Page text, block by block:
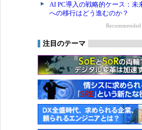
AI PC導入の戦略的ケース：未
への移行はどう進むのか？
注目のテーマ